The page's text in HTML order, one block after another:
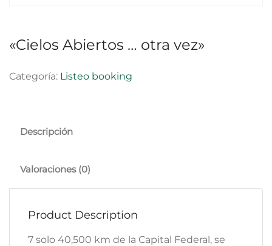
«Cielos Abiertos … otra vez»
Categoría: Listeo booking
Descripción
Valoraciones (0)
Product Description
7 solo 40,500 km de la Capital Federal, se